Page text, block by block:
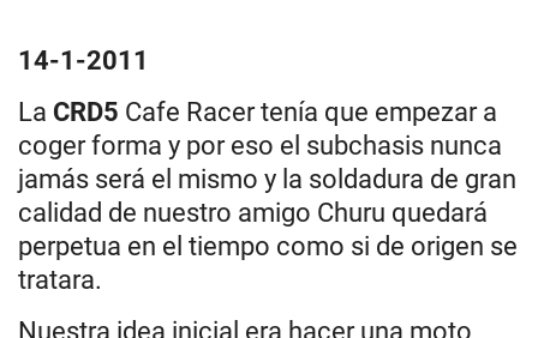
14-1-2011
La CRD5 Cafe Racer tenía que empezar a
coger forma y por eso el subchasis nunca
jamás será el mismo y la soldadura de gran
calidad de nuestro amigo Churu quedará
perpetua en el tiempo como si de origen se
tratara.
Nuestra idea inicial era hacer una moto